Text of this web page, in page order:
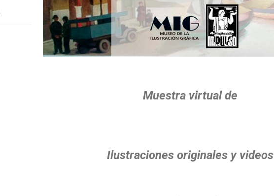
Muestra virtual de
Ilustraciones originales y videos